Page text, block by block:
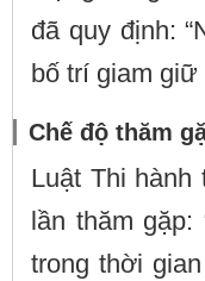
đã quy định:
bố trí giam
Chế độ thăm
Luật Thi
lần thăm
trong thời